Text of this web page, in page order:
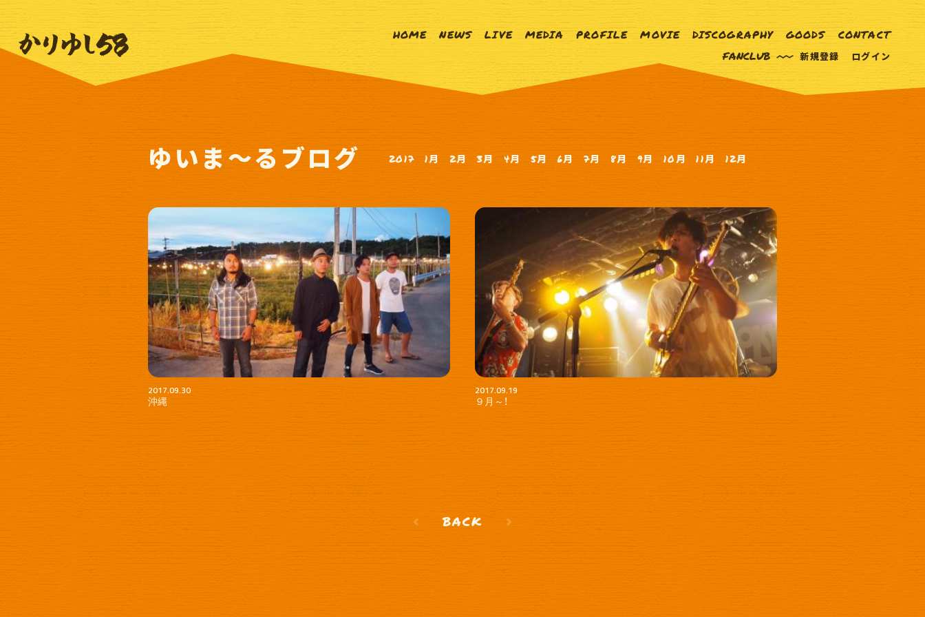
HOME NEWS LIVE MEDIA PROFILE MOVIE DISCOGRAPHY GOODS
CONTACT
FANCLUB
新規登録 ログイン
ゆいま～るブログ 2017 1月 2月 3月 4月 5月 6月 7月 8月 9月 10月 11月 12月
2017.09.30
沖縄
2017.09.19
９月～！
BACK